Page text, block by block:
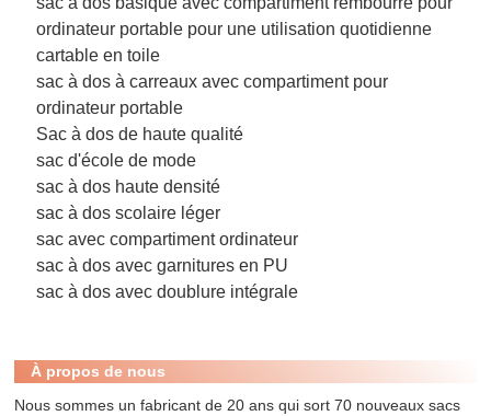
ordinateur portable pour une utilisation quotidienne
cartable en toile
sac à dos à carreaux avec compartiment pour
ordinateur portable
Sac à dos de haute qualité
sac d'école de mode
sac à dos haute densité
sac à dos scolaire léger
sac avec compartiment ordinateur
sac à dos avec garnitures en PU
sac à dos avec doublure intégrale
À propos de nous
Nous sommes un fabricant de 20 ans qui sort 70 nouveaux sacs